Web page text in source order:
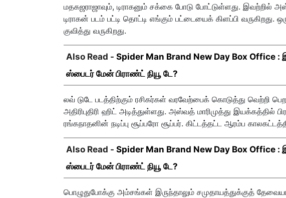
மதகஜராஜாவும், டிராகனும் சக்கை போடு போட்டுள்ளது. இவற்றில்
டிராகன் படம் பட்டி தொட்டி எங்கும் பட்டையைக் கிளப்பி
குவித்து வருகிறது.
Also Read - Spider Man Brand New Day Box Office :
ஸ்பைடர் மேன் பிராண்ட் நியூ டே?
லவ் டுடே படத்திற்கும் ரசிகர்கள் வரவேற்பைக் கொடுத்து வெற்றி
அதிரிபுதிரி ஹிட் அடித்துள்ளது. அஸ்வத் மாரிமுத்து இயக்கத்தில்
ரங்கநாதனின் நடிப்பு சூப்பரோ சூப்பர். கிட்டத்தட்ட ஆரம்ப
Also Read - Spider Man Brand New Day Box Office :
ஸ்பைடர் மேன் பிராண்ட் நியூ டே?
பொழுதுபோக்கு அம்சங்கள் இருந்தாலும் சமுதாயத்துக்குத்